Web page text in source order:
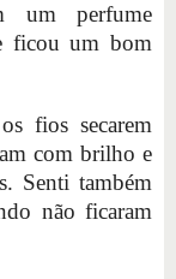
um perfume
ficou um bom
fios secarem
com brilho e
Senti também
não ficaram